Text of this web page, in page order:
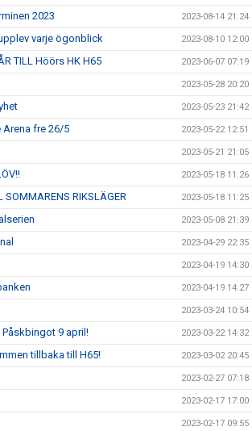
2023 2023-08-14 21:24
varje ögonblick 2023-08-10 12:00
TILL Höörs HK H65 2023-06-07 07:19
2023-05-28 20:20
2023-05-23 21:42
fre 26/5 2023-05-22 12:51
2023-05-21 21:05
2023-05-18 11:26
SOMMARENS RIKSLÄGER 2023-05-18 11:25
2023-05-08 21:39
2023-04-29 22:35
2023-04-19 14:30
2023-04-19 14:27
2023-03-24 10:54
9 april! 2023-03-22 14:32
tillbaka till H65! 2023-03-02 20:45
2023-02-27 07:18
2023-02-17 17:00
2023-02-17 09:55